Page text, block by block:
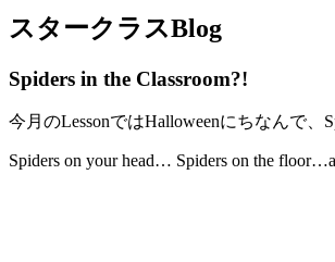
スタークラスBlog
Spiders in the Classroom?!
今月のLessonではHalloweenにちなんで、
Spiders on your head… Spiders on the